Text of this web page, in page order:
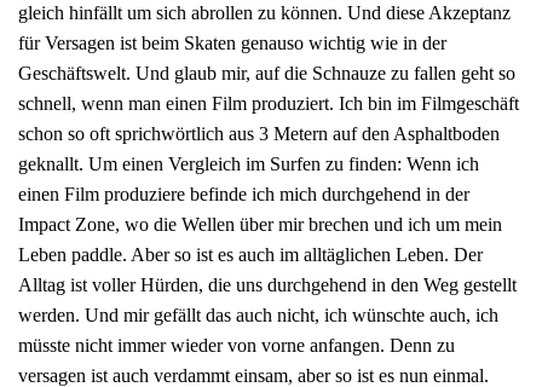
gleich hinfällt um sich abrollen zu können. Und diese Akzeptanz
für Versagen ist beim Skaten genauso wichtig wie in der
Geschäftswelt. Und glaub mir, auf die Schnauze zu fallen geht so
schnell, wenn man einen Film produziert. Ich bin im Filmgeschäft
schon so oft sprichwörtlich aus 3 Metern auf den Asphaltboden
geknallt. Um einen Vergleich im Surfen zu finden: Wenn ich
einen Film produziere befinde ich mich durchgehend in der
Impact Zone, wo die Wellen über mir brechen und ich um mein
Leben paddle. Aber so ist es auch im alltäglichen Leben. Der
Alltag ist voller Hürden, die uns durchgehend in den Weg gestellt
werden. Und mir gefällt das auch nicht, ich wünschte auch, ich
müsste nicht immer wieder von vorne anfangen. Denn zu
versagen ist auch verdammt einsam, aber so ist es nun einmal.